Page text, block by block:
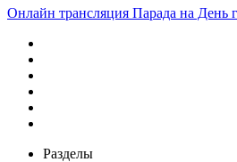
Онлайн трансляция Парада на День
Разделы